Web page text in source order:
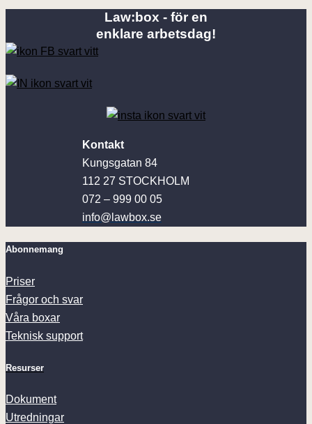
Law:box - för en
enklare arbetsdag!
Kontakt
Kungsgatan 84
112 27 STOCKHOLM
072 – 999 00 05
info@lawbox.se
Abonnemang
Priser
Frågor och svar
Våra boxar
Teknisk support
Resurser
Dokument
Utredningar